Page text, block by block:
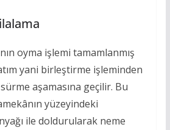
oyma işlemi tamamlanmış
yani birleştirme işleminden
aşamasına geçilir. Bu
yüzeyindeki
ile doldurularak neme